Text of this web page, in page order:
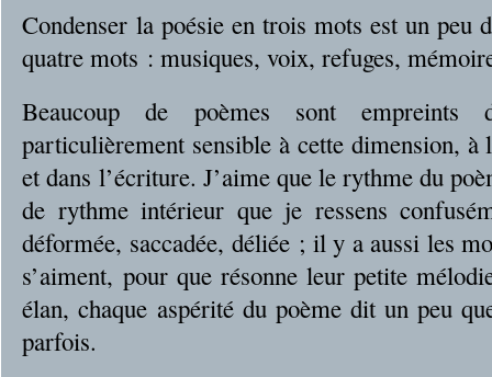
Condenser la poésie en trois mots est un
quatre mots : musiques, voix, refuges,
Beaucoup de poèmes sont
particulièrement sensible à cette dimension, à
et dans l’écriture. J’aime que le rythme du
de rythme intérieur que je ressens
déformée, saccadée, déliée ; il y a aussi les
s’aiment, pour que résonne leur petite
élan, chaque aspérité du poème dit un peu
parfois.